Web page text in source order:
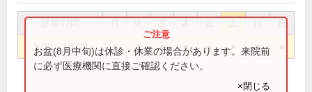
祝
9:30～19:00 ● ● ● ● ● ●
お盆(8月中旬)は休診・休業の場合があります。来院前
に必ず医療機関に直接ご確認ください。
×閉じる